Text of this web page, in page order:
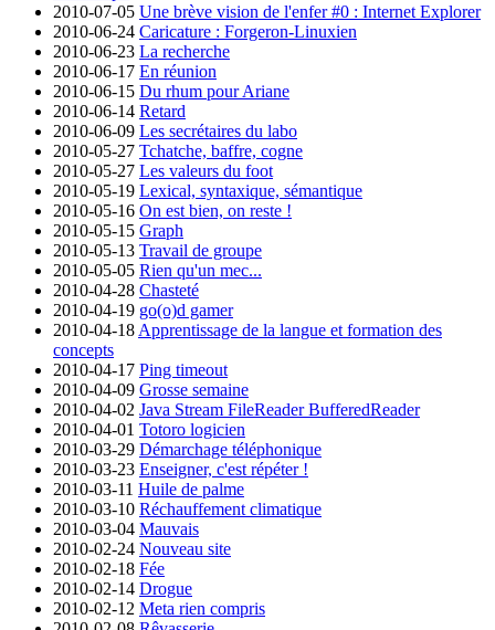
2010-07-05 Une brève vision de l'enfer #0 : Internet Explorer
2010-06-24 Caricature : Forgeron-Linuxien
2010-06-23 La recherche
2010-06-17 En réunion
2010-06-15 Du rhum pour Ariane
2010-06-14 Retard
2010-06-09 Les secrétaires du labo
2010-05-27 Tchatche, baffre, cogne
2010-05-27 Les valeurs du foot
2010-05-19 Lexical, syntaxique, sémantique
2010-05-16 On est bien, on reste !
2010-05-15 Graph
2010-05-13 Travail de groupe
2010-05-05 Rien qu'un mec...
2010-04-28 Chasteté
2010-04-19 go(o)d gamer
2010-04-18 Apprentissage de la langue et formation des
concepts
2010-04-17 Ping timeout
2010-04-09 Grosse semaine
2010-04-02 Java Stream FileReader BufferedReader
2010-04-01 Totoro logicien
2010-03-29 Démarchage téléphonique
2010-03-23 Enseigner, c'est répéter !
2010-03-11 Huile de palme
2010-03-10 Réchauffement climatique
2010-03-04 Mauvais
2010-02-24 Nouveau site
2010-02-18 Fée
2010-02-14 Drogue
2010-02-12 Meta rien compris